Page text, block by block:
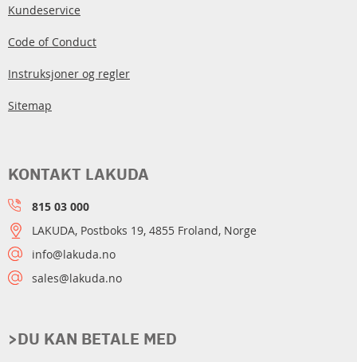
Kundeservice
Code of Conduct
Instruksjoner og regler
Sitemap
>DU KAN BETALE MED
KONTAKT LAKUDA
815 03 000
LAKUDA, Postboks 19, 4855 Froland, Norge
info@lakuda.no
sales@lakuda.no